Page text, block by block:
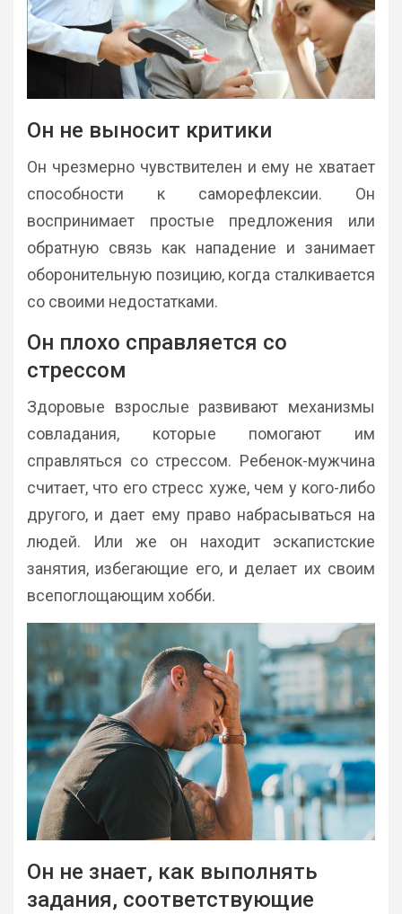
Он не выносит критики
Он чрезмерно чувствителен и ему не хватает
способности к саморефлексии. Он
воспринимает простые предложения или
обратную связь как нападение и занимает
оборонительную позицию, когда сталкивается
со своими недостатками.
Он плохо справляется со
стрессом
Здоровые взрослые развивают механизмы
совладания, которые помогают им
справляться со стрессом. Ребенок-мужчина
считает, что его стресс хуже, чем у кого-либо
другого, и дает ему право набрасываться на
людей. Или же он находит эскапистские
занятия, избегающие его, и делает их своим
всепоглощающим хобби.
Он не знает, как выполнять
задания, соответствующие